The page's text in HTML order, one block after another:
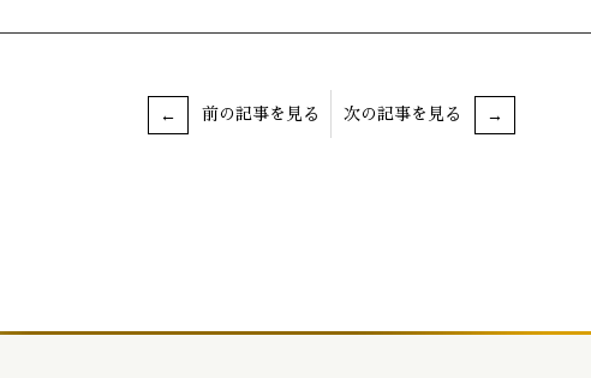
前の記事を見る 次の記事を見る